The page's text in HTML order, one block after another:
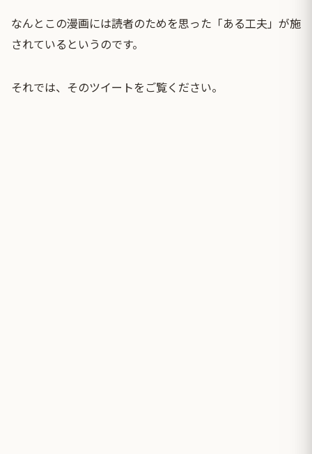
なんとこの漫画には読者のためを思った「ある工夫」が施
されているというのです。
それでは、そのツイートをご覧ください。